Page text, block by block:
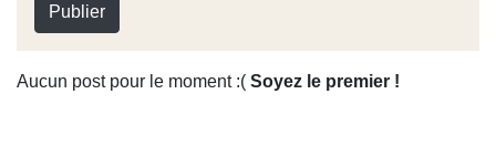
Publier
Aucun post pour le moment :( Soyez le premier !